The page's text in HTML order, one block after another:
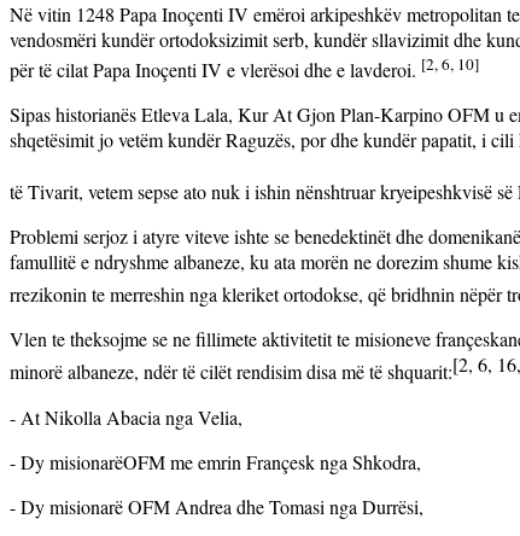
Në vitin 1248 Papa Inoçenti IV emëroi arkipeshkëv metropolitan
vendosmëri kundër ortodoksizimit serb, kundër sllavizimit dhe
për të cilat Papa Inoçenti IV e vlerësoi dhe e lavderoi. [2, 6, 10]
Sipas historianës Etleva Lala, Kur At Gjon Plan-Karpino OFM u
shqetësimit jo vetëm kundër Raguzës, por dhe kundër papatit, i
të Tivarit, vetem sepse ato nuk i ishin nënshtruar kryeipeshkvisë së
Problemi serjoz i atyre viteve ishte se benedektinët dhe
famullitë e ndryshme albaneze, ku ata morën ne dorezim shume
rrezikonin te merreshin nga kleriket ortodokse, që bridhnin nëpër
Vlen te theksojme se ne fillimete aktivitetit te misioneve
minorë albaneze, ndër të cilët rendisim disa më të shquarit:[2, 6,
- At Nikolla Abacia nga Velia,
- Dy misionarëOFM me emrin Françesk nga Shkodra,
- Dy misionarë OFM Andrea dhe Tomasi nga Durrësi,